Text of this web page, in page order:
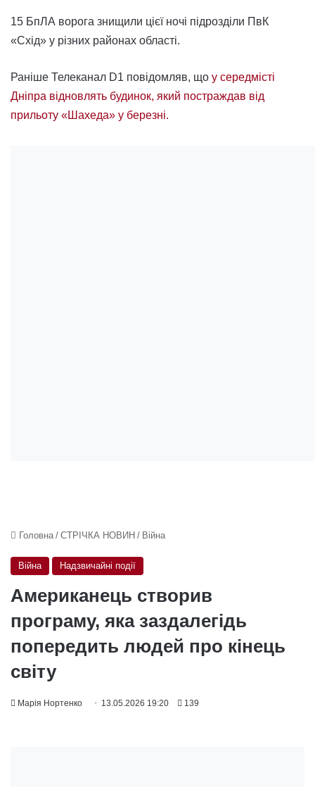
15 БпЛА ворога знищили цієї ночі підрозділи ПвК
«Схід» у різних районах області.
Раніше Телеканал D1 повідомляв, що у середмісті
Дніпра відновлять будинок, який постраждав від
прильоту «Шахеда» у березні.